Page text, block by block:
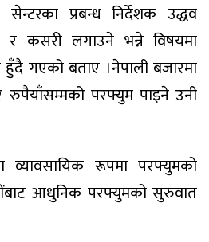
प्रबन्ध निर्देशक उद्धव
र कसरी लगाउने भन्ने विषयमा
गएको बताए ।नेपाली बजारमा
परफ्युम पाइने उनी
रूपमा परफ्युमको
आधुनिक परफ्युमको सुरुवात